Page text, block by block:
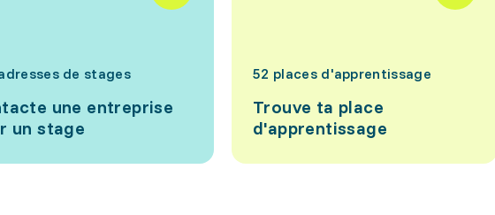
de stages
une entreprise
un stage
52 places d'apprentissage
Trouve ta place
d'apprentissage